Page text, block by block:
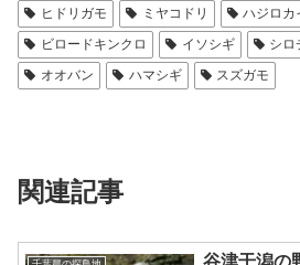
ヒドリガモ
ミヤコドリ ハジロカ
ビロードキンクロ
イソシギ シロ
オオバン
ハマシギ スズガモ
関連記事
谷津干潟